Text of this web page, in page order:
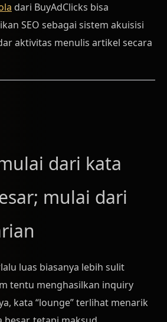
dari BuyAdClicks bisa
SEO sebagai sistem akuisisi
aktivitas menulis artikel secara
dari kata
mulai dari
luas biasanya lebih sulit
tentu menghasilkan inquiry
kata “lounge” terlihat menarik